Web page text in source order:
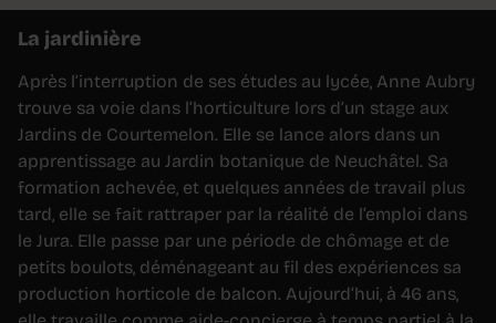
La jardinière
Après l’interruption de ses études au lycée, Anne Aubry
trouve sa voie dans l’horticulture lors d’un stage aux
Jardins de Courtemelon. Elle se lance alors dans un
apprentissage au Jardin botanique de Neuchâtel. Sa
formation achevée, et quelques années de travail plus
tard, elle se fait rattraper par la réalité de l’emploi dans
le Jura. Elle passe par une période de chômage et de
petits boulots, déménageant au fil des expériences sa
production horticole de balcon. Aujourd’hui, à 46 ans,